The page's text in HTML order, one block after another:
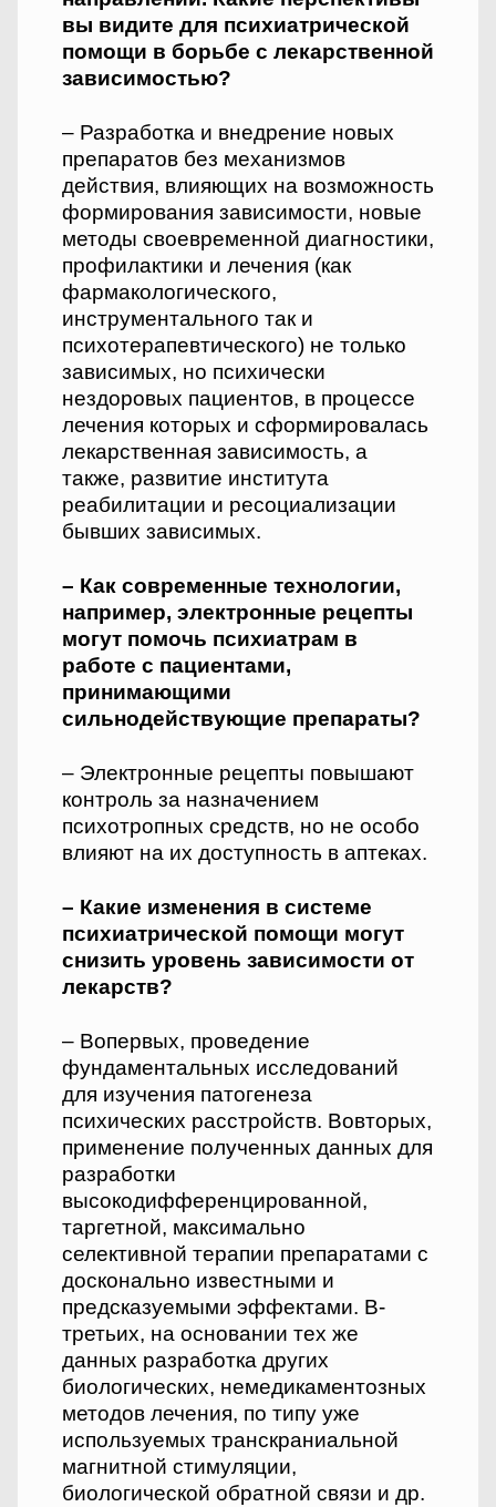
вы видите для психиатрической
помощи в борьбе с лекарственной
зависимостью?
– Разработка и внедрение новых
препаратов без механизмов
действия, влияющих на возможность
формирования зависимос­ти, новые
методы своевременной диагностики,
профилактики и лечения (как
фармакологического,
инструментального так и
психотерапевтического) не только
зависимых, но психически
нездоровых пациентов, в процессе
лечения которых и сформировалась
лекарственная зависимость, а
также, развитие института
реабилитации и ресоциализации
бывших зависимых.
– Как современные технологии,
например, электронные рецепты
могут помочь психиатрам в
работе с пациентами,
принимающими
сильнодействующие препараты?
– Электронные рецепты повышают
контроль за назначением
психотропных средств, но не особо
влияют на их доступность в аптеках.
– Какие изменения в системе
психиатрической помощи могут
снизить уровень зависимости от
лекарств?
– Во­первых, проведение
фундаментальных исследований
для изучения патогенеза
психических расстройств. Во­вторых,
применение полученных данных для
разработки
высокодифференцированной,
таргетной, максимально
селективной терапии препаратами с
досконально известными и
предсказуемыми эффектами. В­
третьих, на основании тех же
данных разработка других
биологических, немедикаментозных
методов лечения, по типу уже
используемых транскраниальной
магнитной стимуляции,
биологической обратной связи и др.